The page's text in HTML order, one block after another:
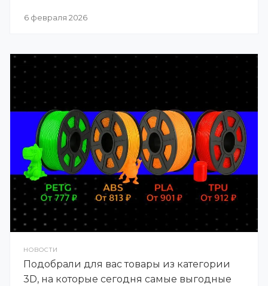
6 февраля 2026
НОВОСТИ
Подобрали для вас товары из категории
3D, на которые сегодня самые выгодные